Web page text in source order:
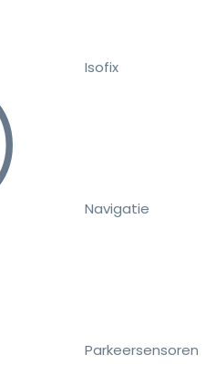
Isofix
Navigatie
Parkeersensoren